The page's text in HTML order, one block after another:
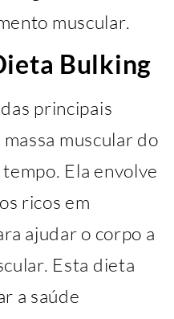
muscular.
Bulking
principais
muscular do
Ela envolve
ricos em
ajudar o corpo a
Esta dieta
a saúde